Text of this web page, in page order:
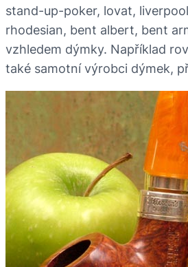
stand-up-poker, lovat,
rhodesian, bent albert, bent
vzhledem dýmky. Například
také samotní výrobci dýmek,